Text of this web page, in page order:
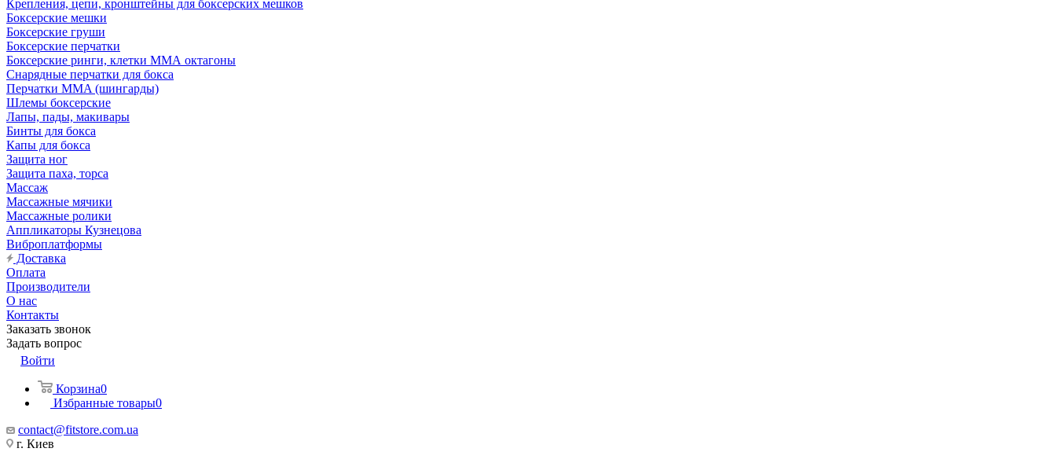
Крепления, цепи, кронштейны для боксерских мешков
Боксерские мешки
Боксерские груши
Боксерские перчатки
Боксерские ринги, клетки ММА октагоны
Снарядные перчатки для бокса
Перчатки MMA (шингарды)
Шлемы боксерские
Лапы, пады, макивары
Бинты для бокса
Капы для бокса
Защита ног
Защита паха, торса
Массаж
Массажные мячики
Массажные ролики
Аппликаторы Кузнецова
Виброплатформы
Доставка
Оплата
Производители
О нас
Контакты
Заказать звонок
Задать вопрос
Войти
Корзина0
Избранные товары0
contact@fitstore.com.ua
г. Киев